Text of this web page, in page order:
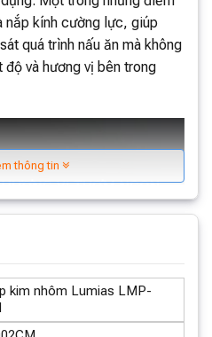
nắp kính cường lực, giúp
quá trình nấu ăn mà không
và hương vị bên trong
thông tin
kim nhôm Lumias LMP-